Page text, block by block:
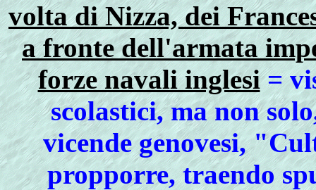
volta di Nizza, dei
a fronte dell'armata
forze navali inglesi=
scolastici, ma non
vicende genovesi,
propporre, traendo